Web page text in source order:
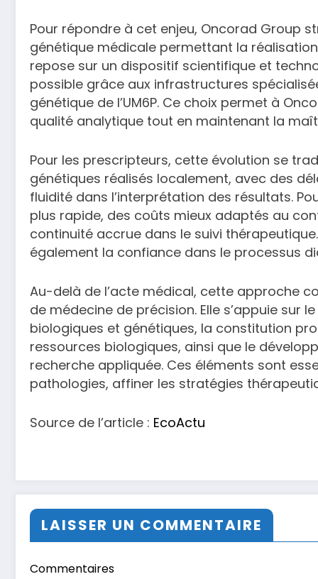
Pour répondre à cet enjeu, Oncorad Group
génétique médicale permettant la
repose sur un dispositif scientifique et
possible grâce aux infrastructures
génétique de l’UM6P. Ce choix permet à
qualité analytique tout en maintenant la
Pour les prescripteurs, cette évolution se
génétiques réalisés localement, avec des
fluidité dans l’interprétation des résultats.
plus rapide, des coûts mieux adaptés au
continuité accrue dans le suivi
également la confiance dans le processus
Au-delà de l’acte médical, cette approche
de médecine de précision. Elle s’appuie sur
biologiques et génétiques, la constitution
ressources biologiques, ainsi que le
recherche appliquée. Ces éléments sont
pathologies, affiner les stratégies
Source de l’article : EcoActu
LAISSER UN COMMENTAIRE
Commentaires